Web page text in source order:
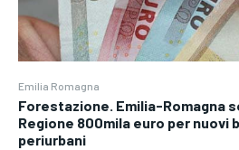
Emilia Romagna
Forestazione. Emilia-Romagna
Regione 800mila euro per nuovi
periurbani